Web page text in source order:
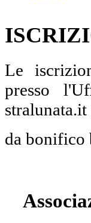
Le
presso
stralunata.it
da bonifico